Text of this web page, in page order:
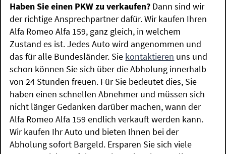
Haben Sie einen PKW zu verkaufen? Dann sind wir
der richtige Ansprechpartner dafür. Wir kaufen Ihren
Alfa Romeo Alfa 159, ganz gleich, in welchem
Zustand es ist. Jedes Auto wird angenommen und
das für alle Bundesländer. Sie kontaktieren uns und
schon können Sie sich über die Abholung innerhalb
von 24 Stunden freuen. Für Sie bedeutet dies, Sie
haben einen schnellen Abnehmer und müssen sich
nicht länger Gedanken darüber machen, wann der
Alfa Romeo Alfa 159 endlich verkauft werden kann.
Wir kaufen Ihr Auto und bieten Ihnen bei der
Abholung sofort Bargeld. Ersparen Sie sich viele